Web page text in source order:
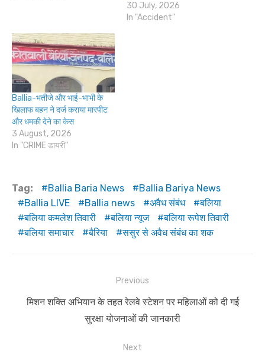
30 July, 2026
In "Accident"
Ballia-भतीजे और भाई-भाभी के
खिलाफ बहन ने दर्ज कराया मारपीट
और धमकी देने का केस
3 August, 2026
In "CRIME डायरी"
Tag: Ballia Baria News
Ballia Bariya News
Ballia LIVE
Ballia news अवैध संबंध
बलिया
बलिया कमलेश तिवारी
बलिया न्यूज
बलिया रूपेश तिवारी
बलिया समाचार
बैरिया ससुर से अवैध संबंध का शक
navigation
Previous
Previous
मिशन शक्ति अभियान के तहत रेलवे स्टेशन पर महिलाओं को दी गई
सुरक्षा योजनाओं की जानकारी
Next